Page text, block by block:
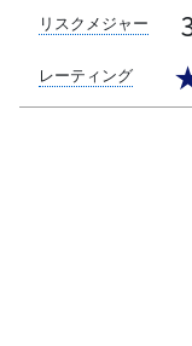
リスクメジャー
レーティング